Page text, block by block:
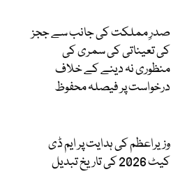
صدرِ مملکت کی جانب سے ججز
کی تعیناتی کی سمری کی
منظوری نہ دینے کے خلاف
درخواست پر فیصلہ محفوظ
وزیراعظم کی ہدایت پر ایم ڈی
کیٹ 2026 کی تاریخ تبدیل